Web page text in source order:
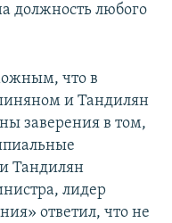
должность любого
что в
и Тандилян
заверения в том,
и Тандилян
лидер
ответил, что не